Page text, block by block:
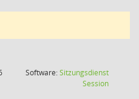
Software:Sitzungsdienst
Session(Wird in